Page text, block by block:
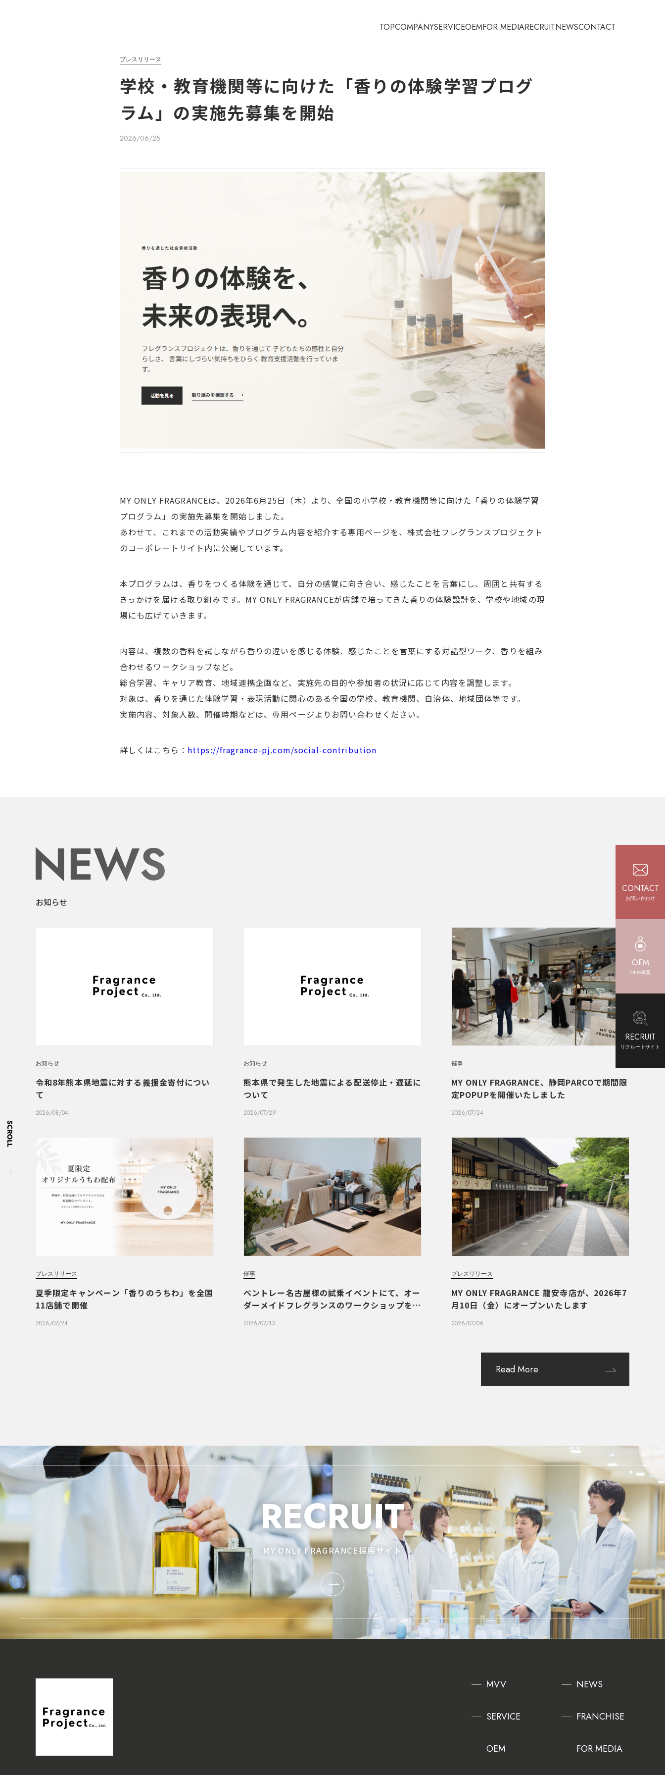
TOPCOMPANYSERVICEOEMFOR MEDIARECRUITNEWSCONTACT
CONTACT
お問い合わせ
OEM
OEM事業
RECRUIT
リクルートサイト
プレスリリース
学校・教育機関等に向けた「香りの体験学習プログ
ラム」の実施先募集を開始
2026/06/25
MY ONLY FRAGRANCEは、2026年6月25日（木）より、全国の小学校・教育機関等に向けた「香りの体験学習
プログラム」の実施先募集を開始しました。
あわせて、これまでの活動実績やプログラム内容を紹介する専用ページを、株式会社フレグランスプロジェクト
のコーポレートサイト内に公開しています。
本プログラムは、香りをつくる体験を通じて、自分の感覚に向き合い、感じたことを言葉にし、周囲と共有する
きっかけを届ける取り組みです。MY ONLY FRAGRANCEが店舗で培ってきた香りの体験設計を、学校や地域の現
場にも広げていきます。
内容は、複数の香料を試しながら香りの違いを感じる体験、感じたことを言葉にする対話型ワーク、香りを組み
合わせるワークショップなど。
総合学習、キャリア教育、地域連携企画など、実施先の目的や参加者の状況に応じて内容を調整します。
対象は、香りを通じた体験学習・表現活動に関心のある全国の学校、教育機関、自治体、地域団体等です。
実施内容、対象人数、開催時期などは、専用ページよりお問い合わせください。
詳しくはこちら： https://fragrance-pj.com/social-contribution
お知らせ
お知らせ
令和8年熊本県地震に対する義援金寄付につい
て
2026/08/04
お知らせ
熊本県で発生した地震による配送停止・遅延に
ついて
2026/07/29
催事
MY ONLY FRAGRANCE、静岡PARCOで期間限
定POPUPを開催いたしました
2026/07/24
プレスリリース
夏季限定キャンペーン「香りのうちわ」を全国
11店舗で開催
2026/07/24
催事
ベントレー名古屋様の試乗イベントにて、オー
ダーメイドフレグランスのワークショップを実
2026/07/13
プレスリリース
MY ONLY FRAGRANCE 龍安寺店が、2026年7
月10日（金）にオープンいたします
2026/07/06
Read More
RECRUIT
MY ONLY FRAGRANCE採用サイト
MVV
SERVICE
OEM
NEWS
FRANCHISE
FOR MEDIA